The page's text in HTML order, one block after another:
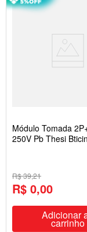
Módulo Tomada
250V Pb Thesi
R$ 39,21
R$ 0,00
Adicionar
carrinho